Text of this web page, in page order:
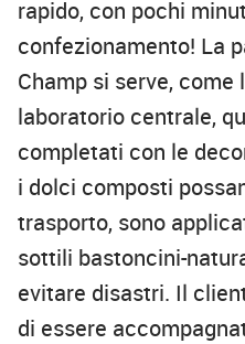
rapido, con pochi
confezionamento! La
Champ si serve, come
laboratorio centrale,
completati con le
i dolci composti
trasporto, sono
sottili bastoncini-
evitare disastri. Il
di essere